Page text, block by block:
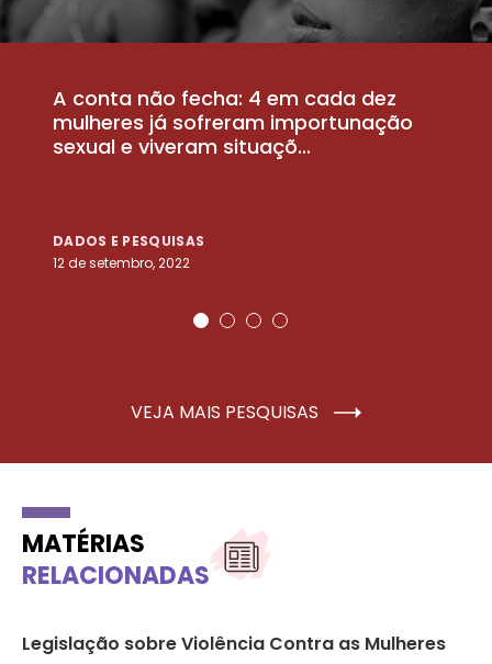
A conta não fecha: 4 em cada dez
mulheres já sofreram importunação
sexual e viveram situaçõ...
DADOS E PESQUISAS
12 de setembro, 2022
VEJA MAIS PESQUISAS
MATÉRIAS
RELACIONADAS
Legislação sobre Violência Contra as Mulheres